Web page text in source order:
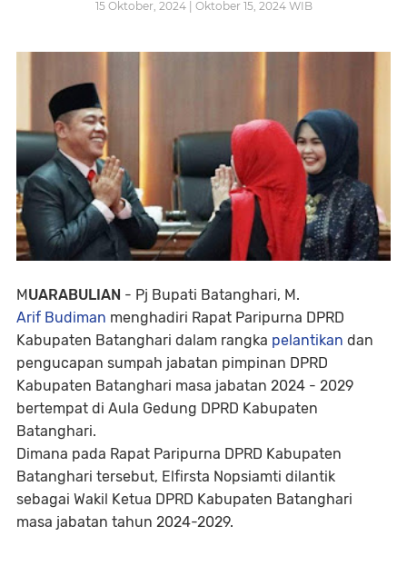
15 Oktober, 2024 | Oktober 15, 2024 WIB
M UARABULIAN - Pj Bupati Batanghari, M.
Arif Budiman menghadiri Rapat Paripurna DPRD
Kabupaten Batanghari dalam rangka pelantikan dan
pengucapan sumpah jabatan pimpinan DPRD
Kabupaten Batanghari masa jabatan 2024 - 2029
bertempat di Aula Gedung DPRD Kabupaten
Batanghari.
Dimana pada Rapat Paripurna DPRD Kabupaten
Batanghari tersebut, Elfirsta Nopsiamti dilantik
sebagai Wakil Ketua DPRD Kabupaten Batanghari
masa jabatan tahun 2024-2029.